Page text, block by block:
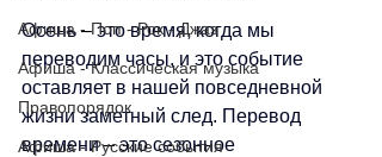
Афиша - Поп - Рок - Джаз
Афиша - Классическая музыка
Правопорядок
Афиша - Русские события
Осень – это время, когда мы
переводим часы, и это событие
оставляет в нашей повседневной
жизни заметный след. Перевод
времени – это сезонное